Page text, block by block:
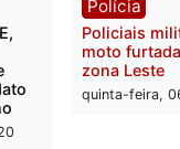
em
Park
Polícia
Rio